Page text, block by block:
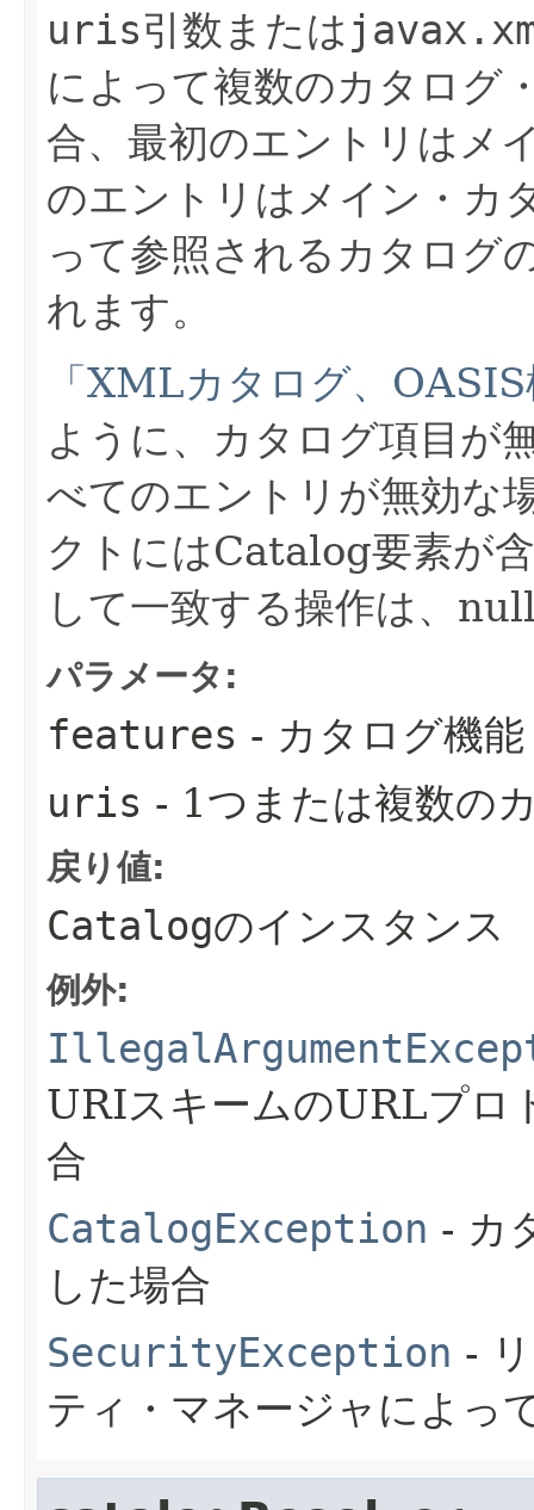
uris引数または
によって複数のカタログ
合、最初のエントリはメ
のエントリはメイン・カ
って参照されるカタログ
れます。
「XMLカタログ、
ように、カタログ項目が
べてのエントリが無効な
クトにはCatalog要素が
して一致する操作は、
パラメータ:
features - カタログ機能
uris - 1つまたは複数の
戻り値:
Catalogのインスタンス
例外:
URIスキームのURLプロ
合
CatalogException - カ
した場合
SecurityException -
ティ・マネージャによっ